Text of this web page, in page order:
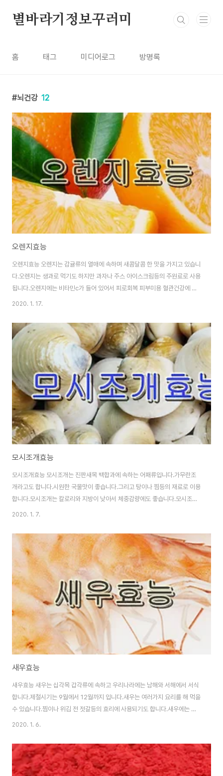
별바라기정보꾸러미
홈 태그 미디어로그 방명록
뇌건강 12
오렌지효능
오렌지효능 오렌지는 감귤류의 열매에 속하며 새콤달콤 한 맛을 가지고 있습니
다.오렌지는 생과로 먹기도 하지만 과자나 주스 아이스크림등의 주원료로 사용
됩니다.오렌지에는 비타민c가 들어 있어서 피로회복 피부미용 혈관건강에 효
과가 있습니다.이 뿐만 아니라 여러가지 미네랄 성분 비타민a 성분이 들어 있
니다. 1.피부건강에 효과가 있다오렌지에는 비타민c가 풍부하게 들어 있습니
다.이성분은 활성산소를 제거하고 피부의 색소침착을 억제해 주어 피부 건강에
효과가 있습니다.그리고 비타민c 성분은 피부의 보습작용을 하며 탄력있는 피
부를 만들어 줍니다. 2.암을 예방한다오렌지는 암을 예방하는 효능이 있습니
다.암은 불규칙한 세포가 통제없이 분리되거나 심지어..
2020. 1. 17.
모시조개효능
모시조개효능 모시조개는 진판새목 백합과에 속하는 어패류입니다.가무란조
개라고도 합니다.시원한 국물맛이 좋습니다.그리고 탕이나 찜등의 재료로 이용
합니다.모시조개는 칼로리와 지방이 낮아서 체중감량에도 좋습니다.모시조개
에는 타우린과 여러가지 미네랄 성분이 들어 있습니다.그럼 모시조개의 효능을
하는 것을 도와주며 과음을 했을떄 간의 피롤를 회복시키는데 도움을 줍니다.
또한 숙취해소에 도움을 줍니다. 2.당뇨개선에 도움이 된다모시조개의 타우린
성분은 인슐린의 분비를 촉진해 줍니다.그래서 혈당 조절에 이롭습니다.당뇨을
예방하는데 도움을 줄 뿐 아니라 개선하는데도 효과가 있습니다. 3.다이어트에
도움이 된다모시조개는 100그램당 49칼로리 정도 입..
2020. 1. 7.
새우효능
새우효능 새우는 십각목 갑각류에 속하고 우리나라에는 남해와 서해에서 서식
합니다.제철시기는 9월에서 12월까지 입니다.새우는 여러가지 요리를 해 먹을
수 있습니다.찜이나 위김 전 젓갈등의 효리에 사용되기도 합니다.새우에는 키
토산 성분이 들어 있어서 우리 몸의 건강에 도움이 됩니다.그럼 새우에는 어떤
산 성분과 타우린 성분이 들어 있습니다.이 성분은 혈관속의 유해한 콜레스테
롤 수치를 감소하는데 도움을 줍니다.그리고 혈관건강이 좋아지게 되면 고혈압
뿐만 아니라 여러가지 동맥경화등의 혈관질환을 예방해 줍니다. 2.면역력 강화
2020. 1. 6.